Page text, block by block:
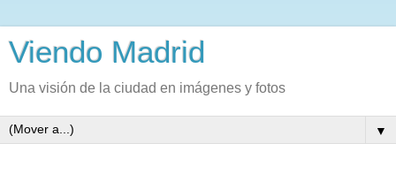
Viendo Madrid
Una visión de la ciudad en imágenes y fotos
▼